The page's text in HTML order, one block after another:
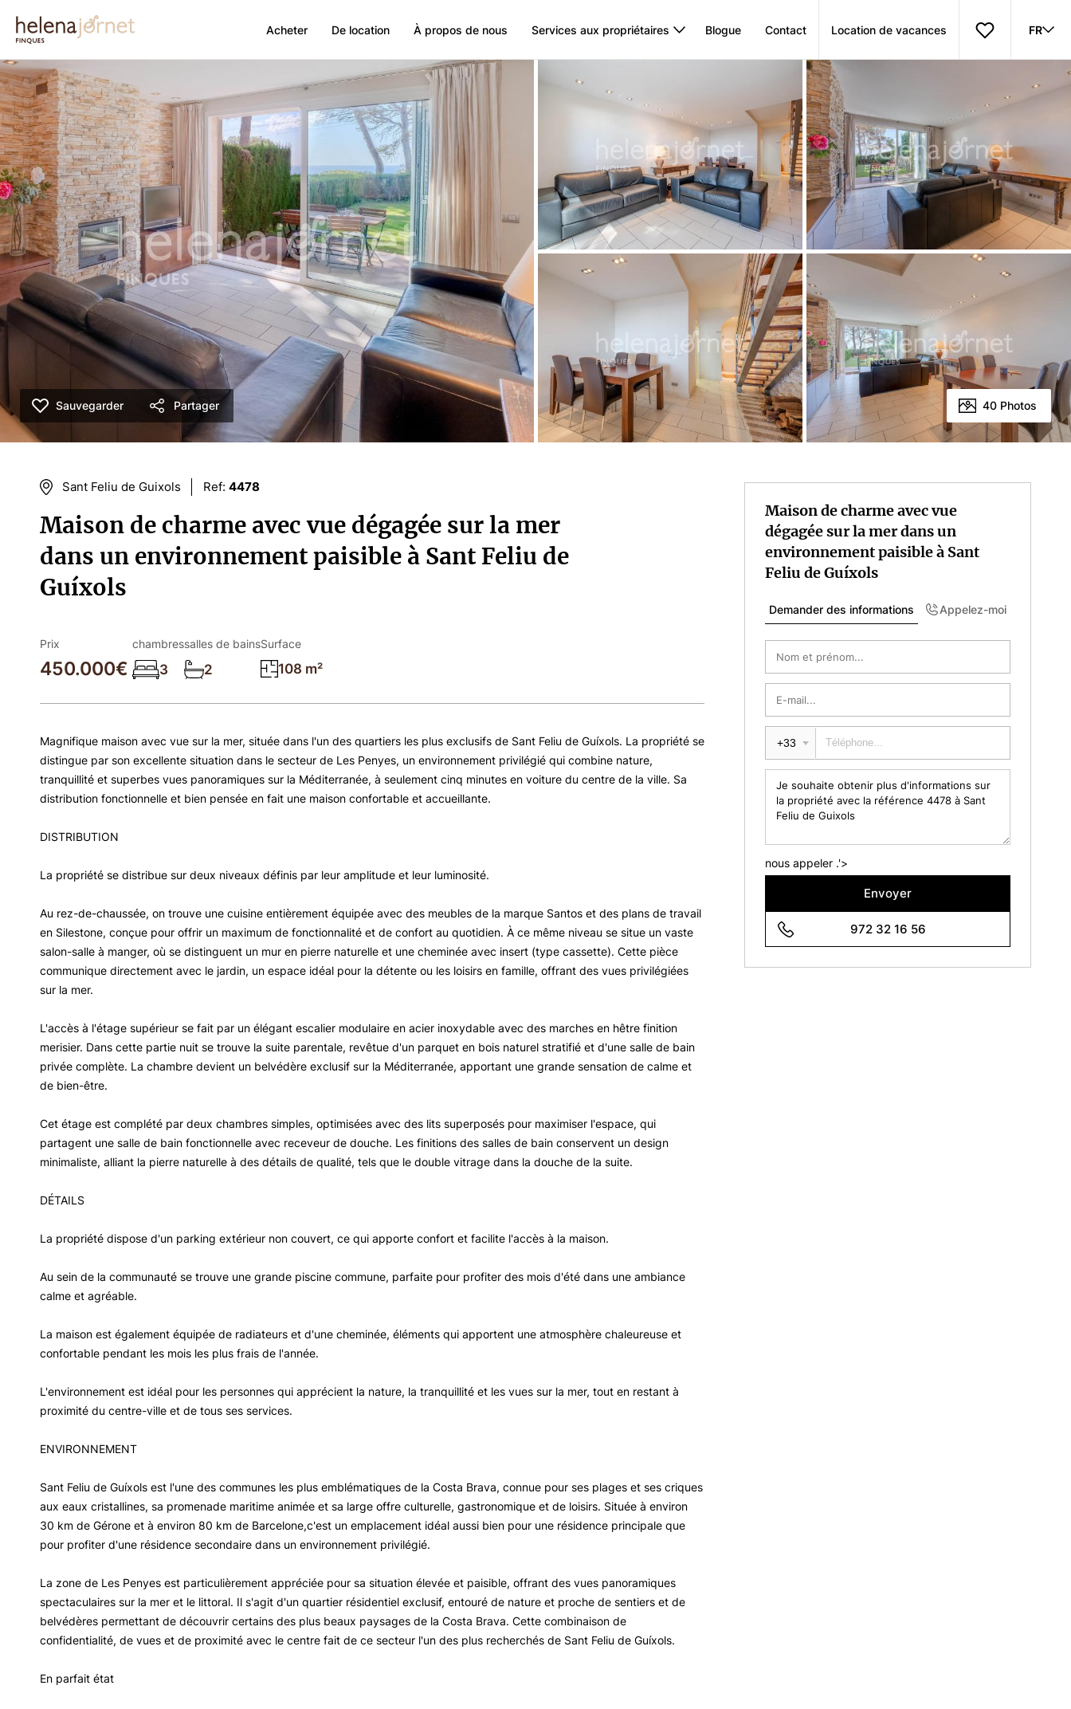
Acheter De location À propos de nous Services aux propriétaires Blogue Contact Location de vacances FR
Sauvegarder Partager 40 Photos
Sant Feliu de Guixols Ref: 4478
Maison de charme avec vue dégagée sur la mer
dans un environnement paisible à Sant Feliu de
Guíxols
Prix
450.000€
chambres
3
salles de bains
2
Surface
108 m²
Magnifique maison avec vue sur la mer, située dans l'un des quartiers les plus exclusifs de Sant Feliu de Guíxols. La propriété se
distingue par son excellente situation dans le secteur de Les Penyes, un environnement privilégié qui combine nature,
tranquillité et superbes vues panoramiques sur la Méditerranée, à seulement cinq minutes en voiture du centre de la ville. Sa
distribution fonctionnelle et bien pensée en fait une maison confortable et accueillante.
DISTRIBUTION
La propriété se distribue sur deux niveaux définis par leur amplitude et leur luminosité.
Au rez-de-chaussée, on trouve une cuisine entièrement équipée avec des meubles de la marque Santos et des plans de travail
en Silestone, conçue pour offrir un maximum de fonctionnalité et de confort au quotidien. À ce même niveau se situe un vaste
salon-salle à manger, où se distinguent un mur en pierre naturelle et une cheminée avec insert (type cassette). Cette pièce
communique directement avec le jardin, un espace idéal pour la détente ou les loisirs en famille, offrant des vues privilégiées
sur la mer.
L'accès à l'étage supérieur se fait par un élégant escalier modulaire en acier inoxydable avec des marches en hêtre finition
merisier. Dans cette partie nuit se trouve la suite parentale, revêtue d'un parquet en bois naturel stratifié et d'une salle de bain
privée complète. La chambre devient un belvédère exclusif sur la Méditerranée, apportant une grande sensation de calme et
de bien-être.
Cet étage est complété par deux chambres simples, optimisées avec des lits superposés pour maximiser l'espace, qui
partagent une salle de bain fonctionnelle avec receveur de douche. Les finitions des salles de bain conservent un design
minimaliste, alliant la pierre naturelle à des détails de qualité, tels que le double vitrage dans la douche de la suite.
DÉTAILS
La propriété dispose d'un parking extérieur non couvert, ce qui apporte confort et facilite l'accès à la maison.
Au sein de la communauté se trouve une grande piscine commune, parfaite pour profiter des mois d'été dans une ambiance
calme et agréable.
La maison est également équipée de radiateurs et d'une cheminée, éléments qui apportent une atmosphère chaleureuse et
confortable pendant les mois les plus frais de l'année.
L'environnement est idéal pour les personnes qui apprécient la nature, la tranquillité et les vues sur la mer, tout en restant à
proximité du centre-ville et de tous ses services.
ENVIRONNEMENT
Sant Feliu de Guíxols est l'une des communes les plus emblématiques de la Costa Brava, connue pour ses plages et ses criques
aux eaux cristallines, sa promenade maritime animée et sa large offre culturelle, gastronomique et de loisirs. Située à environ
30 km de Gérone et à environ 80 km de Barcelone,c'est un emplacement idéal aussi bien pour une résidence principale que
pour profiter d'une résidence secondaire dans un environnement privilégié.
La zone de Les Penyes est particulièrement appréciée pour sa situation élevée et paisible, offrant des vues panoramiques
spectaculaires sur la mer et le littoral. Il s'agit d'un quartier résidentiel exclusif, entouré de nature et proche de sentiers et de
belvédères permettant de découvrir certains des plus beaux paysages de la Costa Brava. Cette combinaison de
confidentialité, de vues et de proximité avec le centre fait de ce secteur l'un des plus recherchés de Sant Feliu de Guíxols.
En parfait état
Maison de charme avec vue
dégagée sur la mer dans un
environnement paisible à Sant
Feliu de Guíxols
Demander des informations Appelez-moi
+33
nous appeler .'>
Envoyer
972 32 16 56